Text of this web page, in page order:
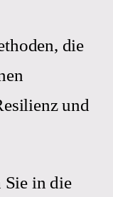
die
und
in die